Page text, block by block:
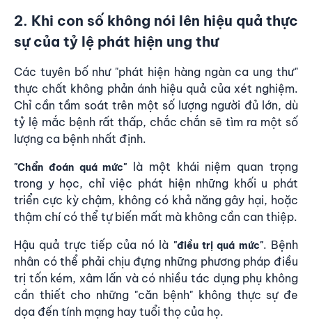
2. Khi con số không nói lên hiệu quả thực
sự của tỷ lệ phát hiện ung thư
Các tuyên bố như "phát hiện hàng ngàn ca ung thư"
thực chất không phản ánh hiệu quả của xét nghiệm.
Chỉ cần tầm soát trên một số lượng người đủ lớn, dù
tỷ lệ mắc bệnh rất thấp, chắc chắn sẽ tìm ra một số
lượng ca bệnh nhất định.
"Chẩn đoán quá mức" là một khái niệm quan trọng
trong y học, chỉ việc phát hiện những khối u phát
triển cực kỳ chậm, không có khả năng gây hại, hoặc
thậm chí có thể tự biến mất mà không cần can thiệp.
Hậu quả trực tiếp của nó là "điều trị quá mức". Bệnh
nhân có thể phải chịu đựng những phương pháp điều
trị tốn kém, xâm lấn và có nhiều tác dụng phụ không
cần thiết cho những "căn bệnh" không thực sự đe
dọa đến tính mạng hay tuổi thọ của họ.